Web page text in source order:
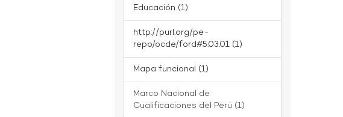
Educación (1)
http://purl.org/pe-
repo/ocde/ford#5.03.01 (1)
Mapa funcional (1)
Marco Nacional de
Cualificaciones del Perú (1)